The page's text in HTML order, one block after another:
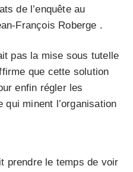
de l’enquête au
François Roberge .
pas la mise sous tutelle
que cette solution
enfin régler les
qui minent l’organisation
prendre le temps de voir